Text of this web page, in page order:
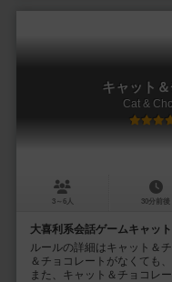
キャット
Cat &
3～6人 30分前後
大喜利系会話ゲームキャッ
ルールの詳細はキャット＆
＆チョコレートがなくても
また、キャット＆チョコレ